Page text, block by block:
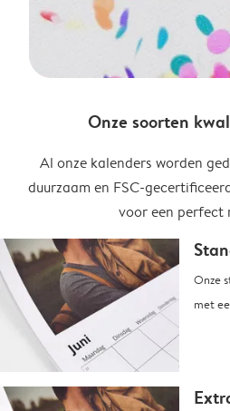
Onze soorten
Al onze kalenders worden
duurzaam en FSC-
voor een perfect
Onze
met